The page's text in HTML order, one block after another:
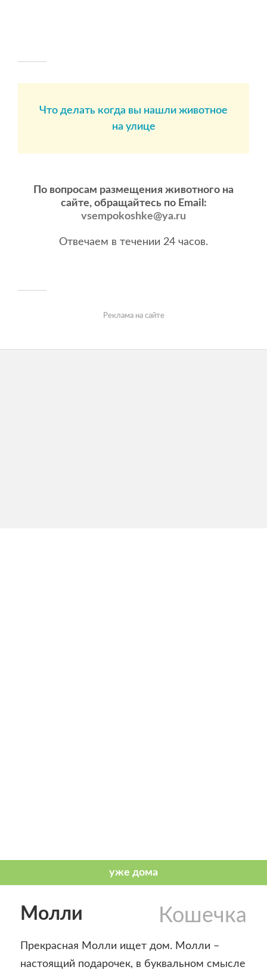
Что делать когда вы нашли животное
на улице
По вопросам размещения животного на
сайте, обращайтесь по Email:
vsempokoshke@ya.ru
Отвечаем в течении 24 часов.
Реклама на сайте
Кошечка
Молли
Прекрасная Молли ищет дом. Молли –
настоящий подарочек, в буквальном смысле